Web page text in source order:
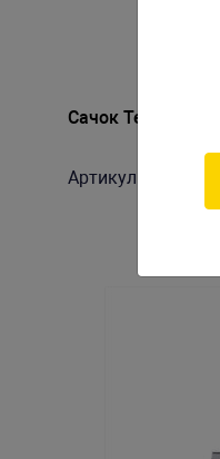
Сачок Tetra №3 L
Артикул: Tet-